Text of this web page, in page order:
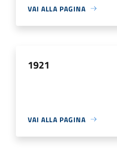
VAI ALLA PAGINA
1921
VAI ALLA PAGINA